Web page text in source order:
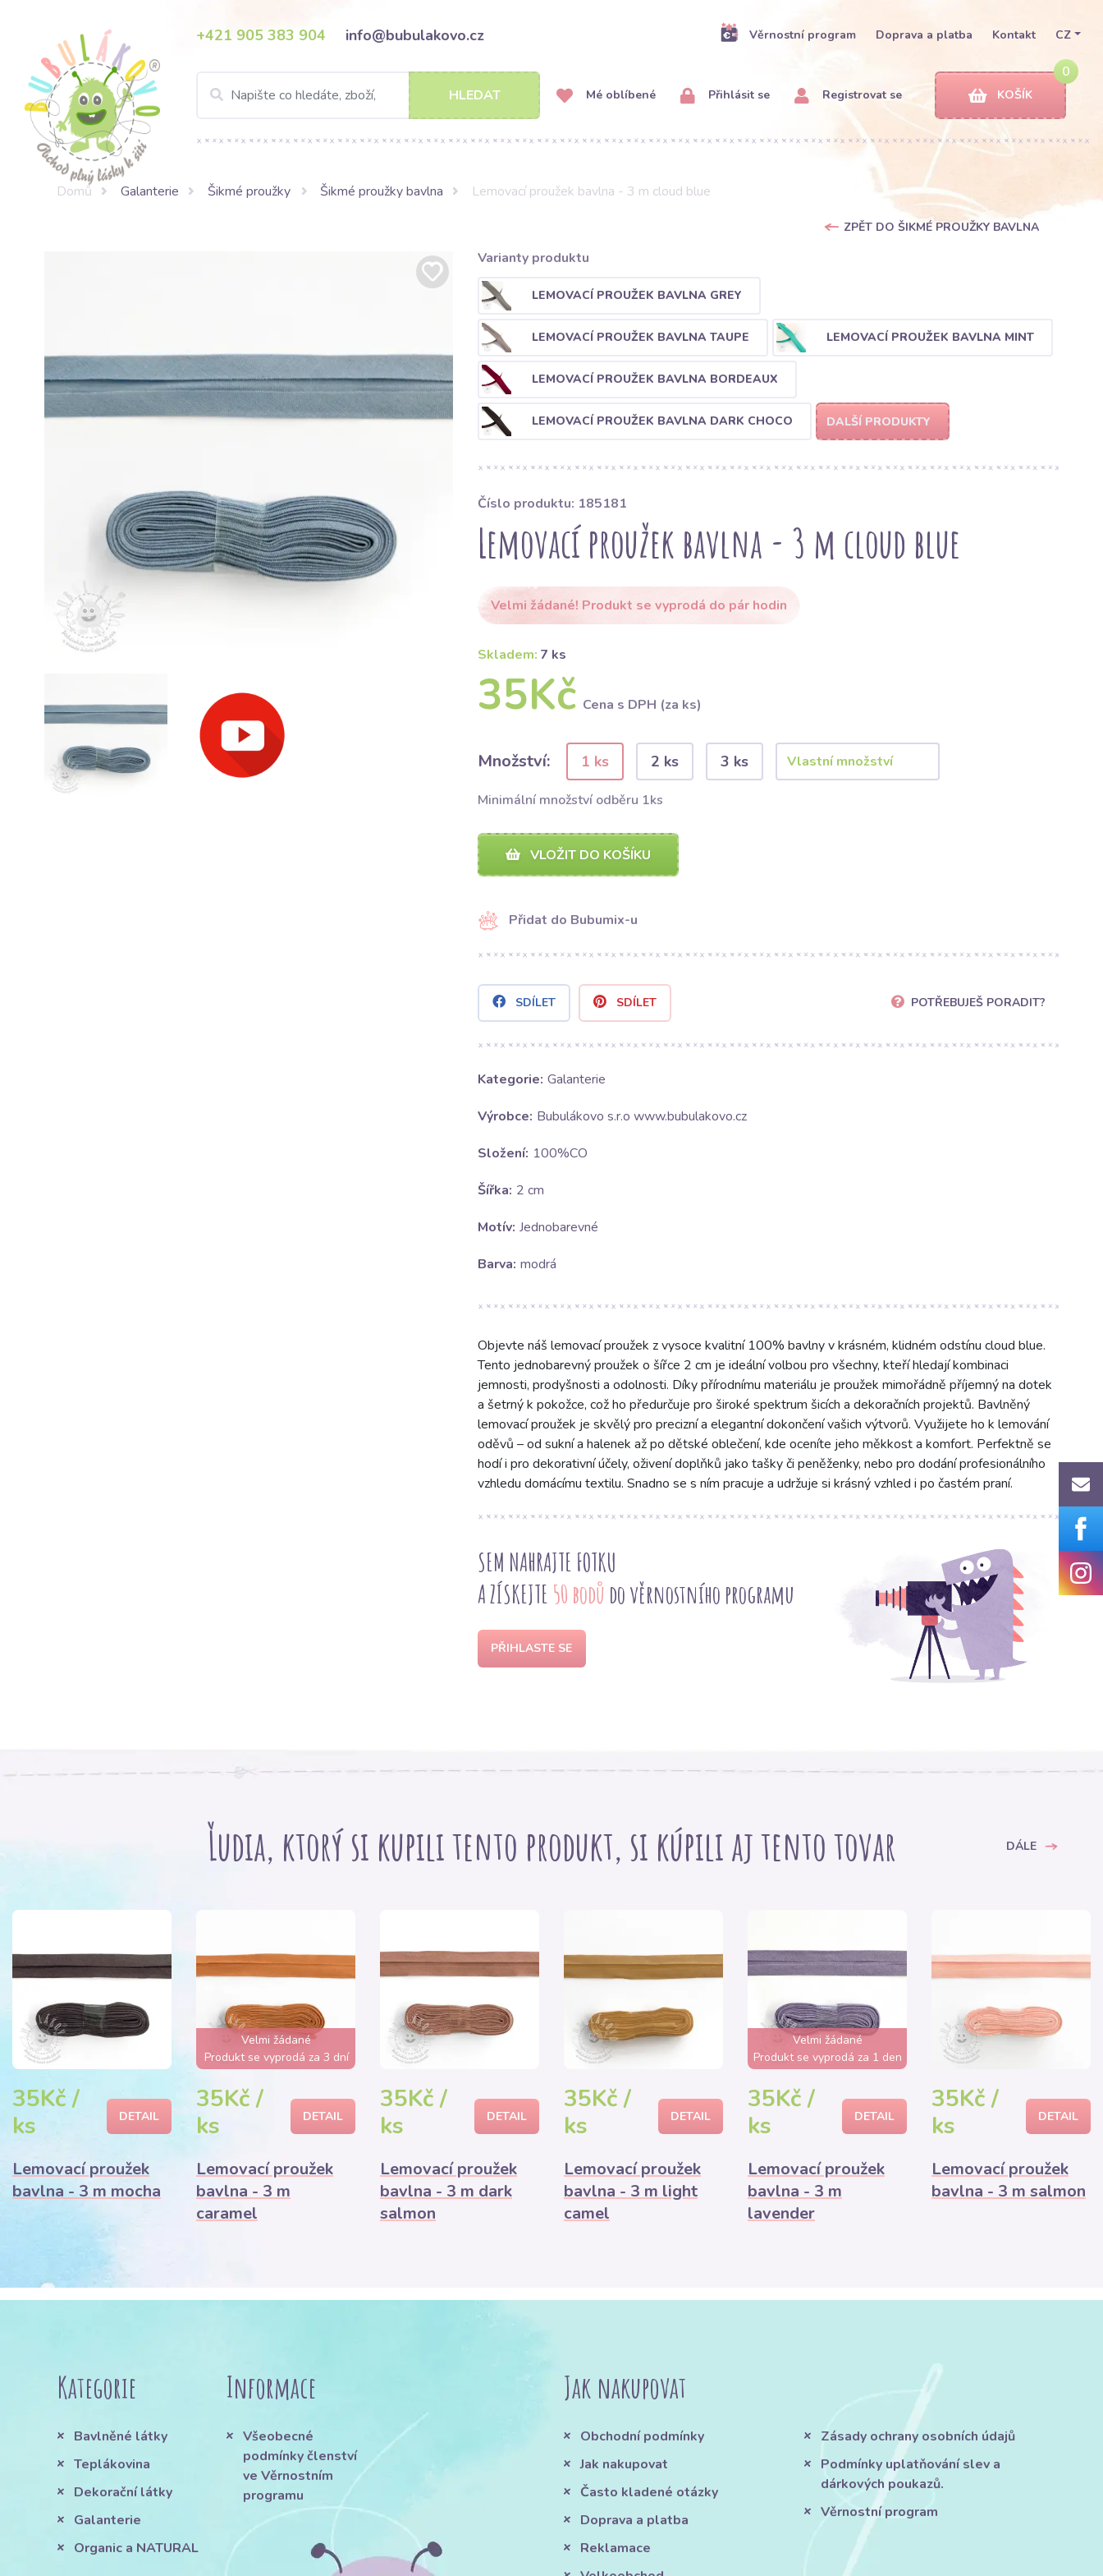
+421 905 383 904 info@bubulakovo.cz Věrnostní program Doprava a platba Kontakt CZ
HLEDAT Mé oblíbené Přihlásit se Registrovat se
0
KOŠÍK
Domů Galanterie Šikmé proužky Šikmé proužky bavlna Lemovací proužek bavlna - 3 m cloud blue
ZPĚT DO ŠIKMÉ PROUŽKY BAVLNA
Varianty produktu
LEMOVACÍ PROUŽEK BAVLNA GREY
LEMOVACÍ PROUŽEK BAVLNA TAUPE LEMOVACÍ PROUŽEK BAVLNA MINT
LEMOVACÍ PROUŽEK BAVLNA BORDEAUX
LEMOVACÍ PROUŽEK BAVLNA DARK CHOCO DALŠÍ PRODUKTY
Číslo produktu: 185181
Lemovací proužek bavlna - 3 m cloud blue
Velmi žádané! Produkt se vyprodá do pár hodin
Skladem: 7 ks
35Kč Cena s DPH (za ks)
Množství: 1 ks 2 ks 3 ks
Minimální množství odběru 1ks
VLOŽIT DO KOŠÍKU
Přidat do Bubumix-u
SDÍLET SDÍLET POTŘEBUJEŠ PORADIT?
Kategorie: Galanterie
Výrobce: Bubulákovo s.r.o www.bubulakovo.cz
Složení: 100%CO
Šířka: 2 cm
Motív: Jednobarevné
Barva: modrá
Objevte náš lemovací proužek z vysoce kvalitní 100% bavlny v krásném, klidném odstínu cloud blue.
Tento jednobarevný proužek o šířce 2 cm je ideální volbou pro všechny, kteří hledají kombinaci
jemnosti, prodyšnosti a odolnosti. Díky přírodnímu materiálu je proužek mimořádně příjemný na dotek
a šetrný k pokožce, což ho předurčuje pro široké spektrum šicích a dekoračních projektů. Bavlněný
lemovací proužek je skvělý pro precizní a elegantní dokončení vašich výtvorů. Využijete ho k lemování
oděvů – od sukní a halenek až po dětské oblečení, kde oceníte jeho měkkost a komfort. Perfektně se
hodí i pro dekorativní účely, oživení doplňků jako tašky či peněženky, nebo pro dodání profesionálního
vzhledu domácímu textilu. Snadno se s ním pracuje a udržuje si krásný vzhled i po častém praní.
SEM NAHRAJTE FOTKU
A ZÍSKEJTE 50 bodů do věrnostního programu
PŘIHLASTE SE
Ľudia, ktorý si kupili tento produkt, si kúpili aj tento tovar DÁLE
35Kč /
ks
DETAIL
Lemovací proužek
bavlna - 3 m mocha
Velmi žádané
Produkt se vyprodá za 3 dní
35Kč /
ks
DETAIL
Lemovací proužek
bavlna - 3 m
caramel
35Kč /
ks
DETAIL
Lemovací proužek
bavlna - 3 m dark
salmon
35Kč /
ks
DETAIL
Lemovací proužek
bavlna - 3 m light
camel
Velmi žádané
Produkt se vyprodá za 1 den
35Kč /
ks
DETAIL
Lemovací proužek
bavlna - 3 m
lavender
35Kč /
ks
DETAIL
Lemovací proužek
bavlna - 3 m salmon
Kategorie
Bavlněné látky
Teplákovina
Dekorační látky
Galanterie
Organic a NATURAL
Informace
Všeobecné
podmínky členství
ve Věrnostním
programu
Jak nakupovat
Obchodní podmínky
Jak nakupovat
Často kladené otázky
Doprava a platba
Reklamace
Zásady ochrany osobních údajů
Podmínky uplatňování slev a
dárkových poukazů.
Věrnostní program